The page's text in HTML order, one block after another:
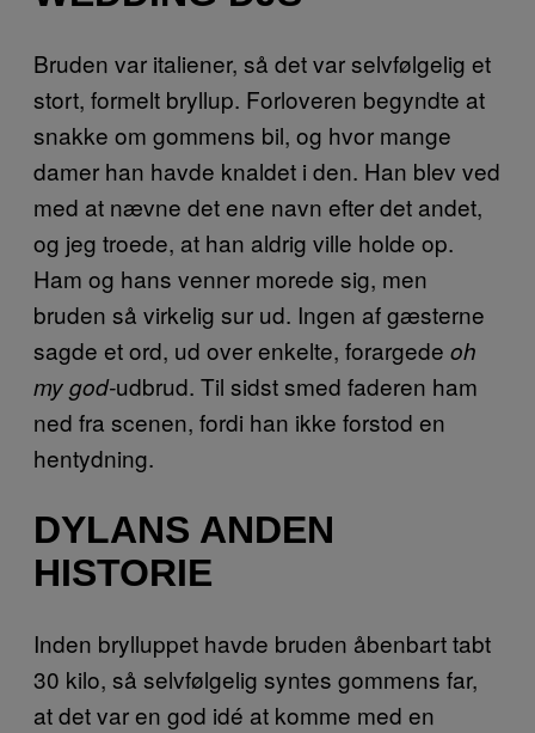
Bruden var italiener, så det var selvfølgelig et
stort, formelt bryllup. Forloveren begyndte at
snakke om gommens bil, og hvor mange
damer han havde knaldet i den. Han blev ved
med at nævne det ene navn efter det andet,
og jeg troede, at han aldrig ville holde op.
Ham og hans venner morede sig, men
bruden så virkelig sur ud. Ingen af gæsterne
sagde et ord, ud over enkelte, forargede oh
my god-udbrud. Til sidst smed faderen ham
ned fra scenen, fordi han ikke forstod en
hentydning.
DYLANS ANDEN
HISTORIE
Inden brylluppet havde bruden åbenbart tabt
30 kilo, så selvfølgelig syntes gommens far,
at det var en god idé at komme med en